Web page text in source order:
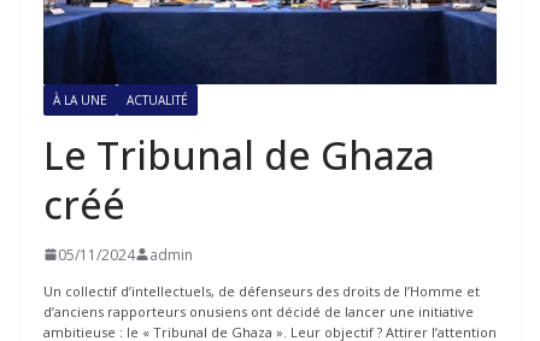
À LA UNE ACTUALITÉ
Le Tribunal de Ghaza
créé
05/11/2024 admin
Un collectif d’intellectuels, de défenseurs des droits de l’Homme et
d’anciens rapporteurs onusiens ont décidé de lancer une initiative
ambitieuse : le « Tribunal de Ghaza ». Leur objectif ? Attirer l’attention